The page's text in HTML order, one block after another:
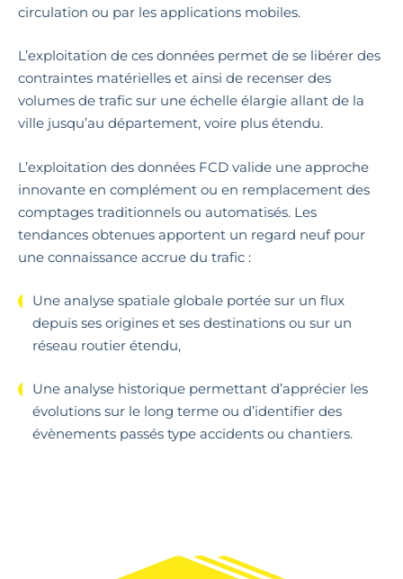
circulation ou par les applications mobiles.
L’exploitation de ces données permet de se libérer des
contraintes matérielles et ainsi de recenser des
volumes de trafic sur une échelle élargie allant de la
ville jusqu’au département, voire plus étendu.
L’exploitation des données FCD valide une approche
innovante en complément ou en remplacement des
comptages traditionnels ou automatisés. Les
tendances obtenues apportent un regard neuf pour
une connaissance accrue du trafic :
Une analyse spatiale globale portée sur un flux
depuis ses origines et ses destinations ou sur un
réseau routier étendu,
Une analyse historique permettant d’apprécier les
évolutions sur le long terme ou d’identifier des
évènements passés type accidents ou chantiers.